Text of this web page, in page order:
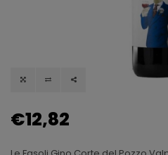
€12,82